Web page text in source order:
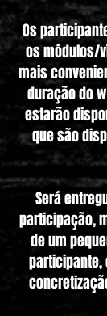
Os
os módulos/
mais
duração do
estarão
que são
Será
participação,
de um
participante,